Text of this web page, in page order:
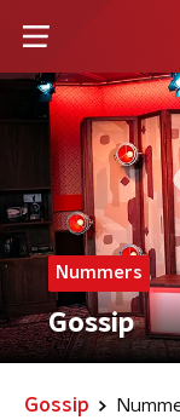
Nummers
Gossip
Gossip